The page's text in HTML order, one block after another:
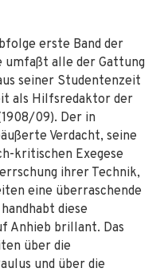
erste Band der
umfaßt alle der Gattung
seiner Studentenzeit
als Hilfsredaktor der
09). Der in
Verdacht, seine
kritischen Exegese
ihrer Technik,
eine überraschende
diese
Anhieb brillant. Das
über die
und über die